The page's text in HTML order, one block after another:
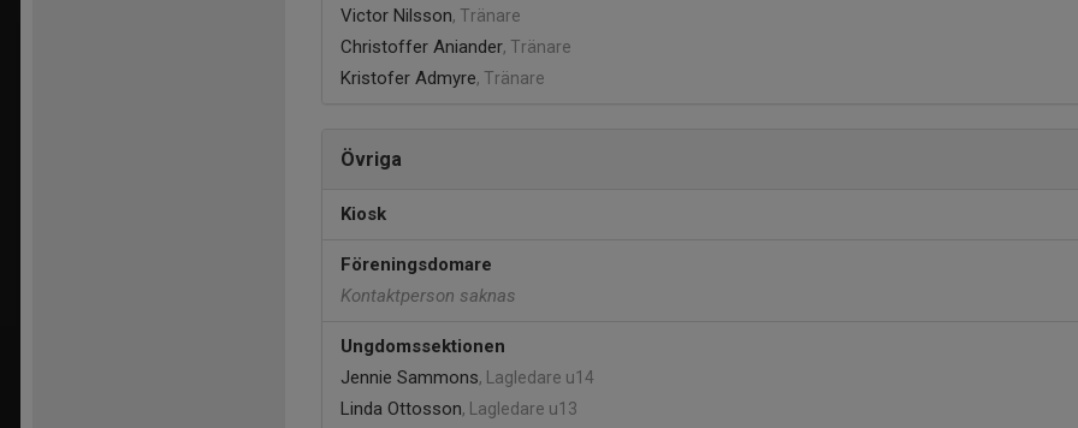
Victor Nilsson, Tränare
Christoffer Aniander, Tränare
Kristofer Admyre, Tränare
Övriga
Kiosk
Föreningsdomare
Kontaktperson saknas
Ungdomssektionen
Jennie Sammons, Lagledare u14
Linda Ottosson, Lagledare u13